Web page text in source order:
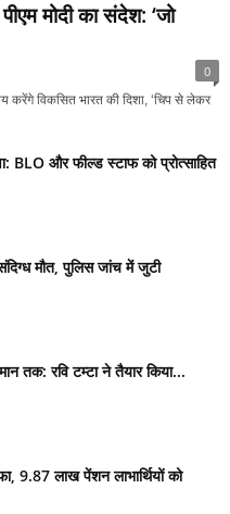
मोदी का संदेश: ‘जो
0
विकसित भारत की दिशा, ‘चिप से लेकर
BLO और फील्ड स्टाफ को प्रोत्साहित
मौत, पुलिस जांच में जुटी
तक: रवि टम्टा ने तैयार किया...
9.87 लाख पेंशन लाभार्थियों को